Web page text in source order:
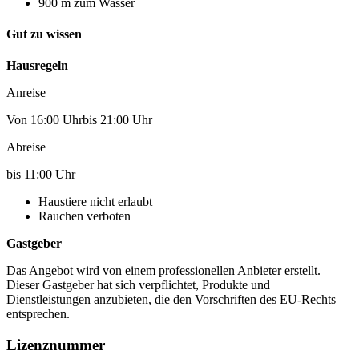
Gut zu wissen
Hausregeln
Anreise
Von 16:00 Uhrbis 21:00 Uhr
Abreise
bis 11:00 Uhr
Haustiere nicht erlaubt
Rauchen verboten
Gastgeber
Das Angebot wird von einem professionellen Anbieter erstellt.
Dieser Gastgeber hat sich verpflichtet, Produkte und
Dienstleistungen anzubieten, die den Vorschriften des EU-Rechts
entsprechen.
Lizenznummer